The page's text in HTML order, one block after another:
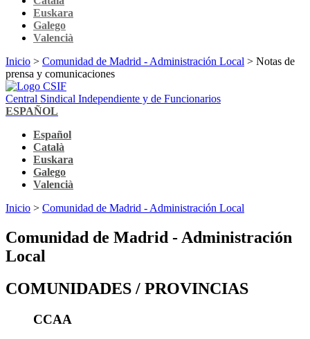
Euskara
Galego
Valencià
Inicio > Comunidad de Madrid - Administración Local > Notas de
prensa y comunicaciones
Central Sindical Independiente y de Funcionarios
ESPAÑOL
Español
Català
Euskara
Galego
Valencià
Inicio > Comunidad de Madrid - Administración Local
Comunidad de Madrid - Administración
Local
COMUNIDADES / PROVINCIAS
CCAA